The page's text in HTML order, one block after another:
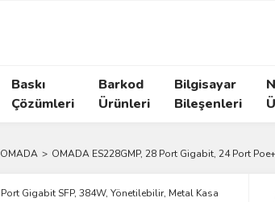
Baskı
Çözümleri
Barkod
Ürünleri
Bilgisayar
Bileşenleri
OMADA OMADA ES228GMP, 28 Port Gigabit, 24 Port